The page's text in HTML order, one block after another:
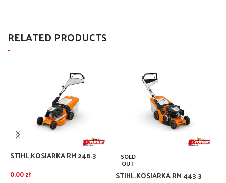
RELATED PRODUCTS
STIHL.KOSIARKA RM 248.3
0.00zł
SOLD
OUT
STIHL.KOSIARKA RM 443.3